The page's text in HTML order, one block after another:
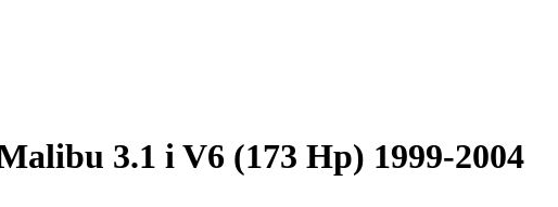
3.1 i V6 (173 Hp) 1999-2004